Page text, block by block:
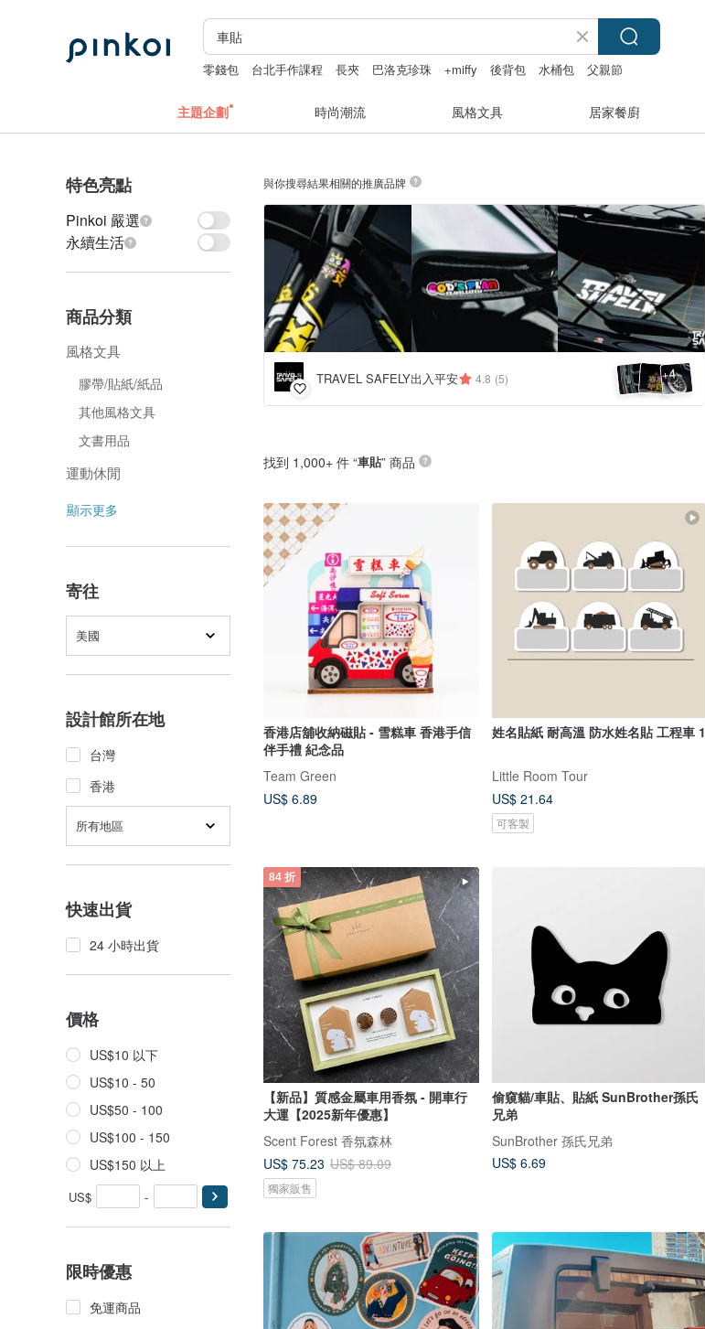
零錢包 台北手作課程 長夾 巴洛克珍珠 +miffy 後背包 水桶包 父親節
主題企劃 時尚潮流 風格文具 居家餐廚
特色亮點
Pinkoi 嚴選
永續生活
商品分類
風格文具
膠帶/貼紙/紙品
其他風格文具
文書用品
運動休閒
顯示更多
寄往
美國
設計館所在地
台灣
香港
所有地區
快速出貨
24 小時出貨
價格
US$10 以下
US$10 - 50
US$50 - 100
US$100 - 150
US$150 以上
US$ -
限時優惠
免運商品
與你搜尋結果相關的推廣品牌
TRAVEL SAFELY出入平安 4.8 (5) +4
找到 1,000+ 件 “車貼” 商品
香港店舖收納磁貼 - 雪糕車 香港手信
伴手禮 紀念品
Team Green
US$ 6.89
姓名貼紙 耐高溫 防水姓名貼 工程車 1
Little Room Tour
US$ 21.64
可客製
84 折
【新品】質感金屬車用香氛 - 開車行
大運【2025新年優惠】
Scent Forest 香氛森林
US$ 75.23 US$ 89.09
獨家販售
偷窺貓/車貼、貼紙 SunBrother孫氏
兄弟
SunBrother 孫氏兄弟
US$ 6.69